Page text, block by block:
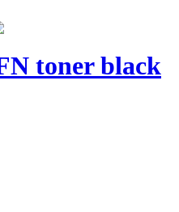
toner black